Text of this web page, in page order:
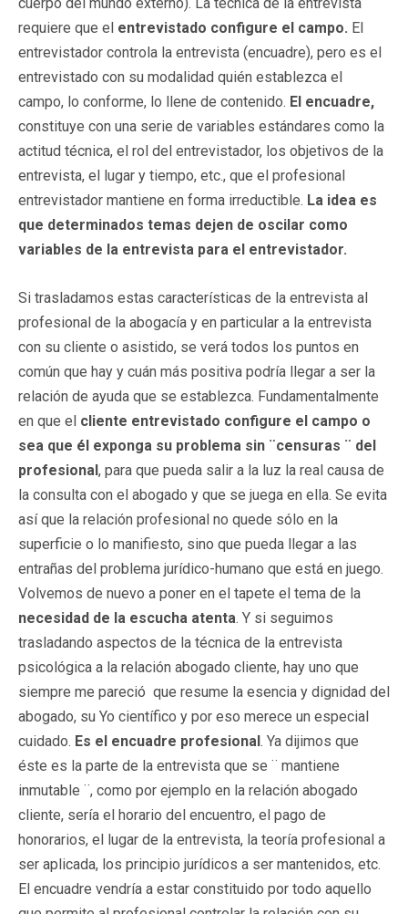
requiere que el entrevistado configure el campo. El
entrevistador controla la entrevista (encuadre), pero es el
entrevistado con su modalidad quién establezca el
campo, lo conforme, lo llene de contenido. El encuadre,
constituye con una serie de variables estándares como la
actitud técnica, el rol del entrevistador, los objetivos de la
entrevista, el lugar y tiempo, etc., que el profesional
entrevistador mantiene en forma irreductible. La idea es
que determinados temas dejen de oscilar como
variables de la entrevista para el entrevistador.
Si trasladamos estas características de la entrevista al
profesional de la abogacía y en particular a la entrevista
con su cliente o asistido, se verá todos los puntos en
común que hay y cuán más positiva podría llegar a ser la
relación de ayuda que se establezca. Fundamentalmente
en que el cliente entrevistado configure el campo o
sea que él exponga su problema sin ¨censuras ¨ del
profesional, para que pueda salir a la luz la real causa de
la consulta con el abogado y que se juega en ella. Se evita
así que la relación profesional no quede sólo en la
superficie o lo manifiesto, sino que pueda llegar a las
entrañas del problema jurídico-humano que está en juego.
Volvemos de nuevo a poner en el tapete el tema de la
necesidad de la escucha atenta. Y si seguimos
trasladando aspectos de la técnica de la entrevista
psicológica a la relación abogado cliente, hay uno que
siempre me pareció que resume la esencia y dignidad del
abogado, su Yo científico y por eso merece un especial
cuidado. Es el encuadre profesional. Ya dijimos que
éste es la parte de la entrevista que se ¨ mantiene
inmutable ¨, como por ejemplo en la relación abogado
cliente, sería el horario del encuentro, el pago de
honorarios, el lugar de la entrevista, la teoría profesional a
ser aplicada, los principio jurídicos a ser mantenidos, etc.
El encuadre vendría a estar constituido por todo aquello